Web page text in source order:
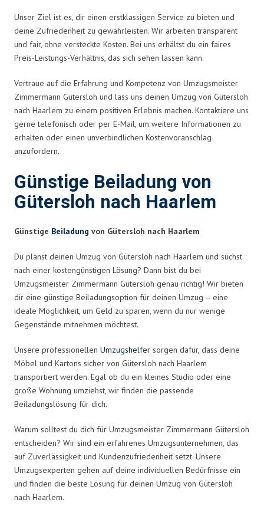
Unser Ziel ist es, dir einen erstklassigen Service zu bieten und
deine Zufriedenheit zu gewährleisten. Wir arbeiten transparent
und fair, ohne versteckte Kosten. Bei uns erhältst du ein faires
Preis-Leistungs-Verhältnis, das sich sehen lassen kann.
Vertraue auf die Erfahrung und Kompetenz von Umzugsmeister
Zimmermann Gütersloh und lass uns deinen Umzug von Gütersloh
nach Haarlem zu einem positiven Erlebnis machen. Kontaktiere uns
gerne telefonisch oder per E-Mail, um weitere Informationen zu
erhalten oder einen unverbindlichen Kostenvoranschlag
anzufordern.
Günstige Beiladung von
Gütersloh nach Haarlem
Günstige Beiladung von Gütersloh nach Haarlem
Du planst deinen Umzug von Gütersloh nach Haarlem und suchst
nach einer kostengünstigen Lösung? Dann bist du bei
Umzugsmeister Zimmermann Gütersloh genau richtig! Wir bieten
dir eine günstige Beiladungsoption für deinen Umzug – eine
ideale Möglichkeit, um Geld zu sparen, wenn du nur wenige
Gegenstände mitnehmen möchtest.
Unsere professionellen Umzugshelfer sorgen dafür, dass deine
Möbel und Kartons sicher von Gütersloh nach Haarlem
transportiert werden. Egal ob du ein kleines Studio oder eine
große Wohnung umziehst, wir finden die passende
Beiladungslösung für dich.
Warum solltest du dich für Umzugsmeister Zimmermann Gütersloh
entscheiden? Wir sind ein erfahrenes Umzugsunternehmen, das
auf Zuverlässigkeit und Kundenzufriedenheit setzt. Unsere
Umzugsexperten gehen auf deine individuellen Bedürfnisse ein
und finden die beste Lösung für deinen Umzug von Gütersloh
nach Haarlem.